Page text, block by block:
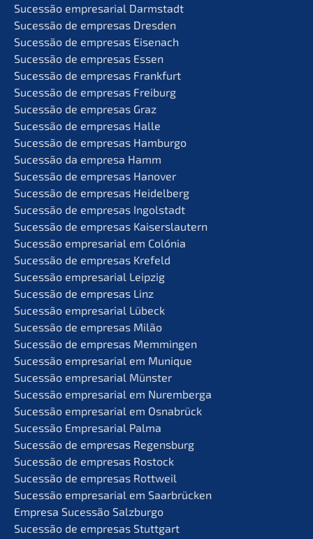
Suces­são empre­sa­ri­al Darmstadt
Suces­são de empre­sas Dresden
Suces­são de empre­sas Eisenach
Suces­são de empre­sas Essen
Suces­são de empre­sas Frankfurt
Suces­são de empre­sas Freiburg
Suces­são de empre­sas Graz
Suces­são de empre­sas Halle
Suces­são de empre­sas Hamburgo
Suces­são da empre­sa Hamm
Suces­são de empre­sas Hanover
Suces­são de empre­sas Heidelberg
Suces­são de empre­sas Ingolstadt
Suces­são de empre­sas Kaiserslautern
Suces­são empre­sa­ri­al em Colónia
Suces­são de empre­sas Krefeld
Suces­são empre­sa­ri­al Leipzig
Suces­são de empre­sas Linz
Suces­são empre­sa­ri­al Lübeck
Suces­são de empre­sas Milão
Suces­são de empre­sas Memmingen
Suces­são empre­sa­ri­al em Munique
Suces­são empre­sa­ri­al Münster
Suces­são empre­sa­ri­al em Nuremberga
Suces­são empre­sa­ri­al em Osnabrück
Suces­são Empre­sa­ri­al Palma
Suces­são de empre­sas Regensburg
Suces­são de empre­sas Rostock
Suces­são de empre­sas Rottweil
Suces­são empre­sa­ri­al em Saarbrücken
Empre­sa Suces­são Salzburgo
Suces­são de empre­sas Stuttgart